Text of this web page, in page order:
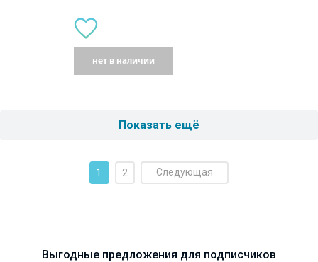
нет в наличии
Показать ещё
1 2 Следующая
Выгодные предложения для подписчиков